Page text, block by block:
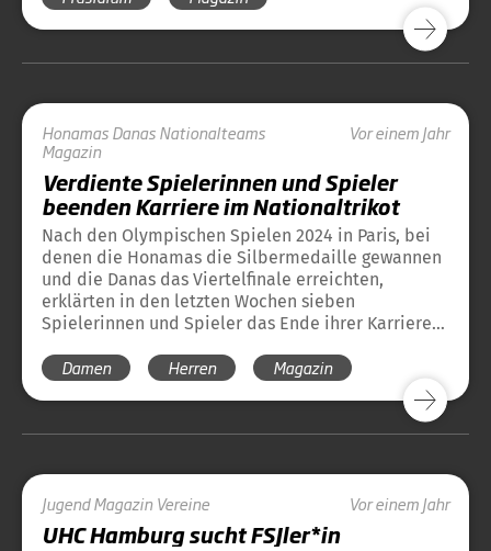
HonamasDanasNationalteams
Magazin
Vor einem Jahr
Verdiente Spielerinnen und Spieler
beenden Karriere im Nationaltrikot
Nach den Olympischen Spielen 2024 in Paris, bei
denen die Honamas die Silbermedaille gewannen
und die Danas das Viertelfinale erreichten,
erklärten in den letzten Wochen sieben
Spielerinnen und Spieler das Ende ihrer Karriere
bei den Danas um die bisherige Kapitänin Nike
Charlotte Stapenhorst (179 Länderspiele) und
treten Niklas Wellen (213 Länderspiele) und Marco
Miltkau (160 Länderspiele) zurück.
Damen Herren Magazin
JugendMagazin Vereine Vor einem Jahr
UHC Hamburg sucht FSJler*in